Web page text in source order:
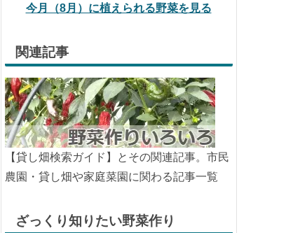
今月（8月）に植えられる野菜を見る
関連記事
【貸し畑検索ガイド】とその関連記事。市民
農園・貸し畑や家庭菜園に関わる記事一覧
ざっくり知りたい野菜作り